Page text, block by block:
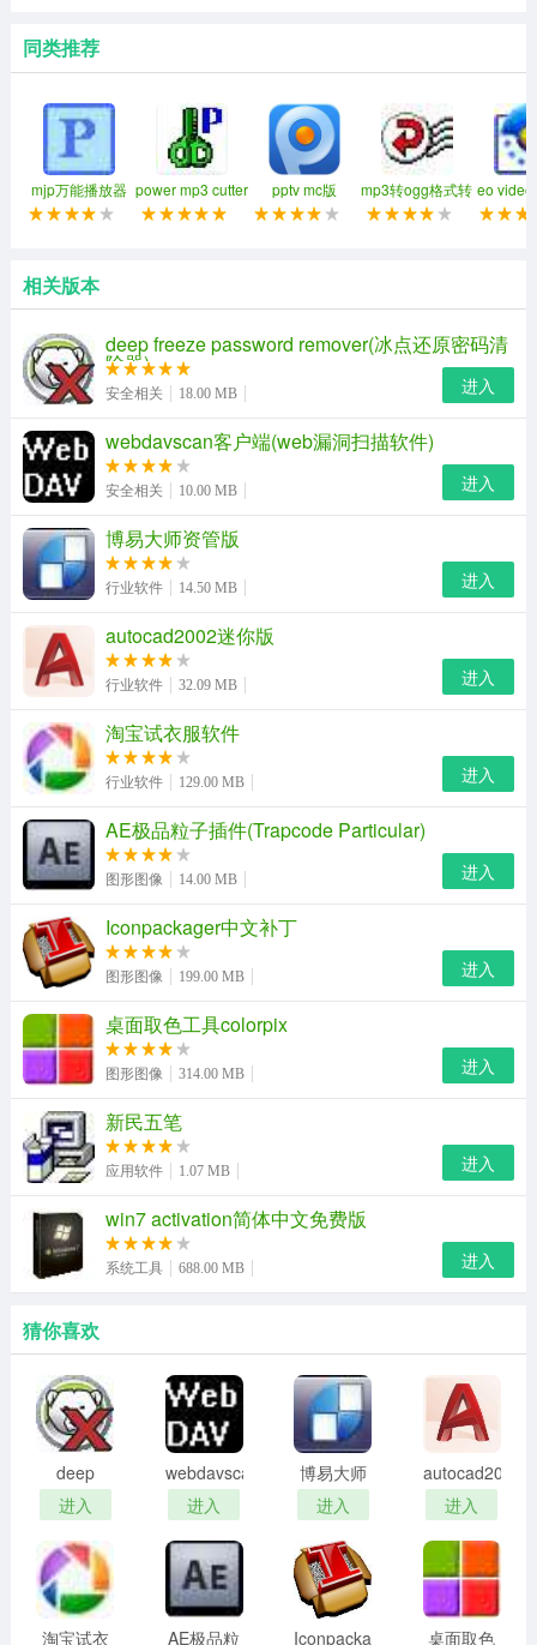
割，并且支持MP3, WMA, AMR, AAC,WAV等大部分流行
格式。
支持无损剪切MP3等音频，剪切后音质不变
支持各种MP3,WAV,AAC等音频的串烧，可以把多个
MP3,WAV, AAC等音频文件合并成一个文件
使用MP3剪切合并大师，就可以把一首歌的中间部分去
不到的
MP3切割合并大师软件更新：
12.3版本增加了对WAV, AAC, M4A, WMA等格式的支持
同类推荐
mjp万能播放器 power mp3 cutter pptv mc版
mp3转ogg格式转
换器
eo
相关版本
deep freeze password remover(冰点还原密码清
除器)
安全相关 18.00 MB 进入
webdavscan客户端(web漏洞扫描软件)
安全相关 10.00 MB 进入
博易大师资管版
行业软件 14.50 MB 进入
autocad2002迷你版
行业软件 32.09 MB 进入
淘宝试衣服软件
行业软件 129.00 MB 进入
AE极品粒子插件(Trapcode Particular)
图形图像 14.00 MB 进入
Iconpackager中文补丁
图形图像 199.00 MB 进入
桌面取色工具colorpix
图形图像 314.00 MB 进入
新民五笔
应用软件 1.07 MB 进入
win7 activation简体中文免费版
系统工具 688.00 MB 进入
猜你喜欢
deep
freeze
password
remover(冰
点还原密
码清除器)
进入
webdavscan
客户端
(web漏洞
扫描软件)
进入
博易大师
资管版
进入
autocad2002
迷你版
进入
淘宝试衣
AE极品粒
Iconpackager
桌面取色